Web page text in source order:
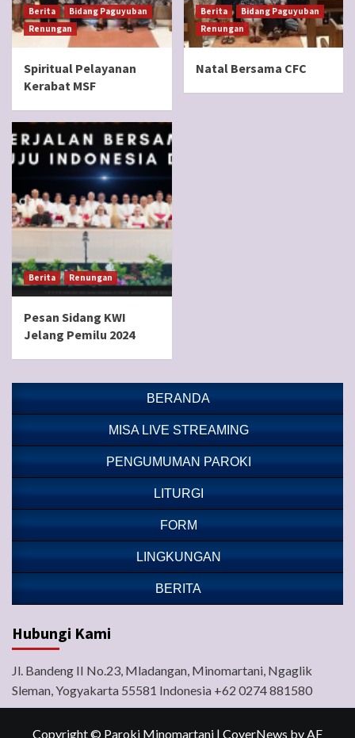
Berita
Bidang Paguyuban
Renungan
Spiritual Pelayanan
Kerabat MSF
Berita
Bidang Paguyuban
Renungan
Natal Bersama CFC
Berita Renungan
Pesan Sidang KWI
Jelang Pemilu 2024
BERANDA
MISA LIVE STREAMING
PENGUMUMAN PAROKI
LITURGI
FORM
LINGKUNGAN
BERITA
Hubungi Kami
Jl. Bandeng II No.23, Mladangan, Minomartani, Ngaglik
Sleman, Yogyakarta 55581 Indonesia +62 0274 881580
Copyright © Paroki Minomartani | CoverNews by AF